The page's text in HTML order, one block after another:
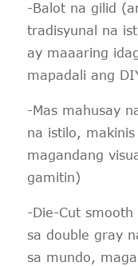
-Balot na gilid
tradisyunal na
ay maaaring
mapadali ang
-Mas mahusay
na istilo,
magandang
gamitin)
-Die-Cut
sa double gray
sa mundo,